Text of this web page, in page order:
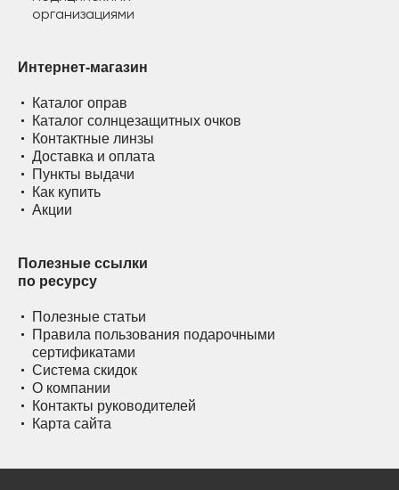
Интернет-магазин
Каталог оправ
Каталог солнцезащитных очков
Контактные линзы
Доставка и оплата
Пункты выдачи
Как купить
Акции
Полезные ссылки
по ресурсу
Полезные статьи
Правила пользования подарочными
сертификатами
Система скидок
О компании
Контакты руководителей
Карта сайта